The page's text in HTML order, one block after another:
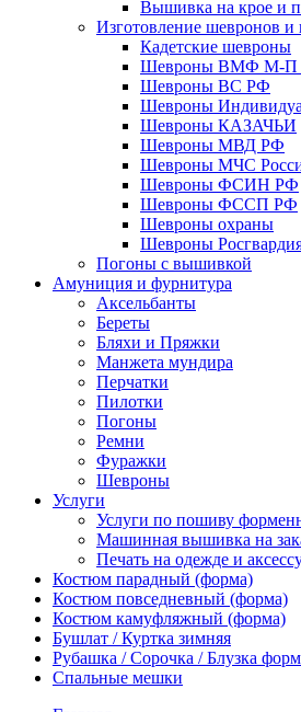
Вышивка на крое и
Изготовление шевронов и
Кадетские шевроны
Шевроны ВМФ М-П
Шевроны ВС РФ
Шевроны
Шевроны КАЗАЧЬИ
Шевроны МВД РФ
Шевроны МЧС
Шевроны ФСИН РФ
Шевроны ФССП РФ
Шевроны охраны
Шевроны
Погоны с вышивкой
Амуниция и фурнитура
Аксельбанты
Береты
Бляхи и Пряжки
Манжета мундира
Перчатки
Пилотки
Погоны
Ремни
Фуражки
Шевроны
Услуги
Услуги по пошиву
Машинная вышивка на
Печать на одежде и
Костюм парадный (форма)
Костюм повседневный (форма)
Костюм камуфляжный (форма)
Бушлат / Куртка зимняя
Рубашка / Сорочка / Блузка
Спальные мешки